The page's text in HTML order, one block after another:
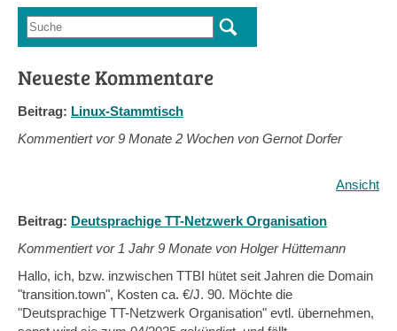
Suchformular
Suche
Neueste Kommentare
Beitrag: Linux-Stammtisch
Kommentiert vor9 Monate 2 Wochen von Gernot Dorfer
Ansicht
Beitrag: Deutsprachige TT-Netzwerk Organisation
Kommentiert vor 1 Jahr 9 Monate von Holger Hüttemann
Hallo, ich, bzw. inzwischen TTBI hütet seit Jahren die Domain
"transition.town", Kosten ca. €/J. 90. Möchte die
"Deutsprachige TT-Netzwerk Organisation" evtl. übernehmen,